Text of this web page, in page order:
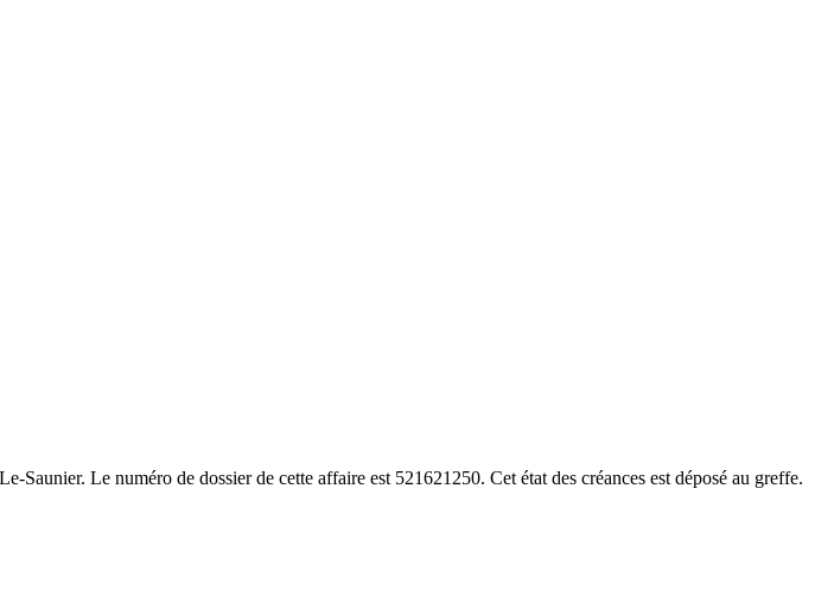
Le numéro de dossier de cette affaire est 521621250. Cet état des créances est déposé au greffe.